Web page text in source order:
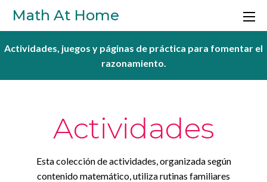
Skip to main content
Math At Home
Actividades, juegos y páginas de práctica para fomentar el
razonamiento.
Actividades
Esta colección de actividades, organizada según
contenido matemático, utiliza rutinas familiares